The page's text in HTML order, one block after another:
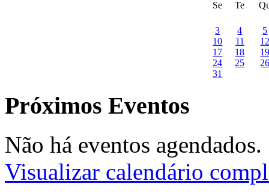
Se Te
3 4
5
10
11
17
18
24
25
31
Próximos Eventos
Não há eventos agendados.
Visualizar calendário